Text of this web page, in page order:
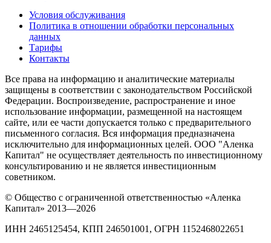
Условия обслуживания
Политика в отношении обработки персональных
данных
Тарифы
Контакты
Все права на информацию и аналитические материалы
защищены в соответствии с законодательством Российской
Федерации. Воспроизведение, распространение и иное
использование информации, размещенной на настоящем
сайте, или ее части допускается только с предварительного
письменного согласия. Вся информация предназначена
исключительно для информационных целей. ООО "Аленка
Капитал" не осуществляет деятельность по инвестиционному
консультированию и не является инвестиционным
советником.
© Общество с ограниченной ответственностью «Аленка
Капитал» 2013—2026
ИНН 2465125454, КПП 246501001, ОГРН 1152468022651